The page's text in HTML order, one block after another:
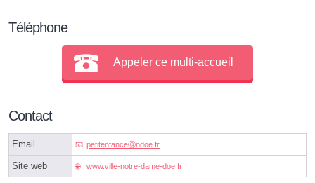
Téléphone
Appeler ce multi-accueil
Contact
Email petitenfanceⓐndoe.fr
Site web www.ville-notre-dame-doe.fr